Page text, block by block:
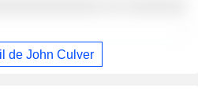
de John Culver